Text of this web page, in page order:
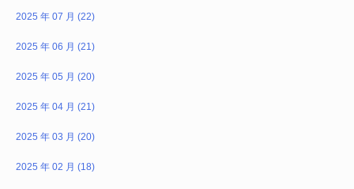
2025 年 07 月 (22)
2025 年 06 月 (21)
2025 年 05 月 (20)
2025 年 04 月 (21)
2025 年 03 月 (20)
2025 年 02 月 (18)